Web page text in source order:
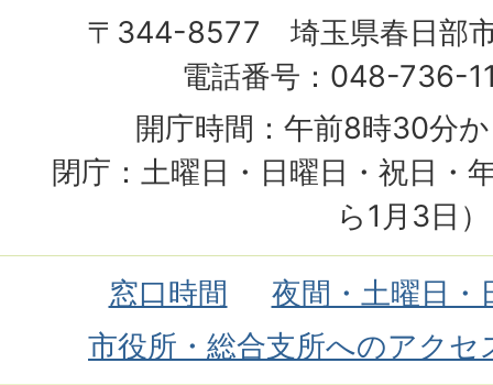
〒344-8577 埼玉県春日部
電話番号：048-736-
開庁時間：午前8時30分
閉庁：土曜日・日曜日・祝日・
ら1月3日）
窓口時間
夜間・土曜日・
市役所・総合支所へのアクセ